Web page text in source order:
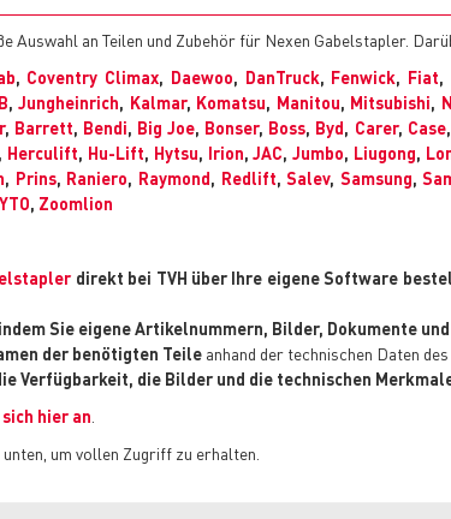
Auswahl an Teilen und Zubehör für Nexen Gabelstapler.
, Coventry Climax, Daewoo, DanTruck, Fenwick, Fiat,
,Jungheinrich, Kalmar, Komatsu, Manitou, Mitsubishi,
, Barrett, Bendi, Big Joe, Bonser, Boss, Byd, Carer, Case,
Herculift, Hu-Lift, Hytsu, Irion,JAC,Jumbo, Liugong,
, Prins, Raniero, Raymond, Redlift,Salev, Samsung,
YTO, Zoomlion
direkt bei TVH über Ihre eigene Software
Sie eigene Artikelnummern, Bilder, Dokumente
der benötigten Teile anhand der technischen Daten
Verfügbarkeit, die Bilder und die technischen
hier an
um vollen Zugriff zu erhalten.